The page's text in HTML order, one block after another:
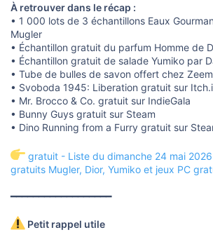
À retrouver dans le récap :
• 1 000 lots de 3 échantillons Eaux
Mugler
• Échantillon gratuit du parfum Homme de
• Échantillon gratuit de salade Yumiko par
• Tube de bulles de savon offert chez
• Svoboda 1945: Liberation gratuit sur
• Mr. Brocco & Co. gratuit sur IndieGala
• Bunny Guys gratuit sur Steam
• Dino Running from a Furry gratuit sur
gratuit - Liste du dimanche 24 mai
gratuits Mugler, Dior, Yumiko et jeux PC
━━━━━━━━━━━━━━━━━━
Petit rappel utile